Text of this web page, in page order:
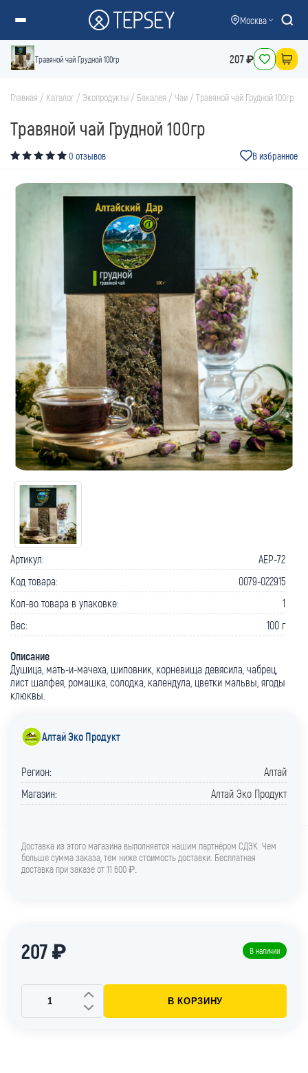
Москва
Травяной чай Грудной 100гр 207 ₽
Главная / Каталог /Экопродукты / Бакалея /Чаи /Травяной чай Грудной 100гр
Травяной чай Грудной 100гр
0 отзывов В избранное
Артикул:
AEP-72
Код товара:
0079-022915
Кол-во товара в упаковке:
1
Вес:
100 г
Описание
Душица, мать-и-мачеха, шиповник, корневища девясила, чабрец,
лист шалфея, ромашка, солодка, календула, цветки мальвы, ягоды
клюквы.
Алтай Эко Продукт
Регион:
Алтай
Магазин:
Алтай Эко Продукт
Доставка из этого магазина выполняется нашим партнёром СДЭК. Чем
больше сумма заказа, тем ниже стоимость доставки. Бесплатная
доставка при заказе от 11 600 ₽.
207 ₽ В наличии
В КОРЗИНУ